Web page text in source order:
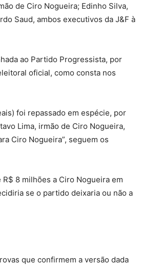
de Ciro Nogueira; Edinho Silva,
Saud, ambos executivos da J&F à
ao Partido Progressista, por
oficial, como consta nos
foi repassado em espécie, por
Lima, irmão de Ciro Nogueira,
Ciro Nogueira”, seguem os
8 milhões a Ciro Nogueira em
se o partido deixaria ou não a
que confirmem a versão dada